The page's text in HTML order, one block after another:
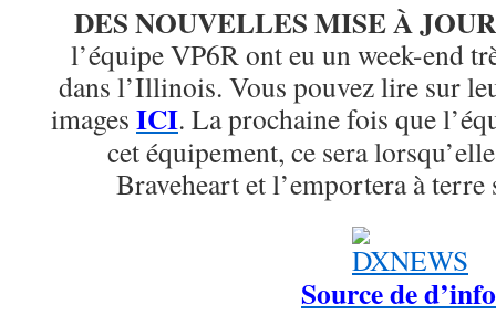
DES NOUVELLES MISE À JOUR
l’équipe VP6R ont eu un week-end
dans l’Illinois. Vous pouvez lire sur
images ICI. La prochaine fois que
cet équipement, ce sera
Braveheart et l’emportera à
Source de d’info